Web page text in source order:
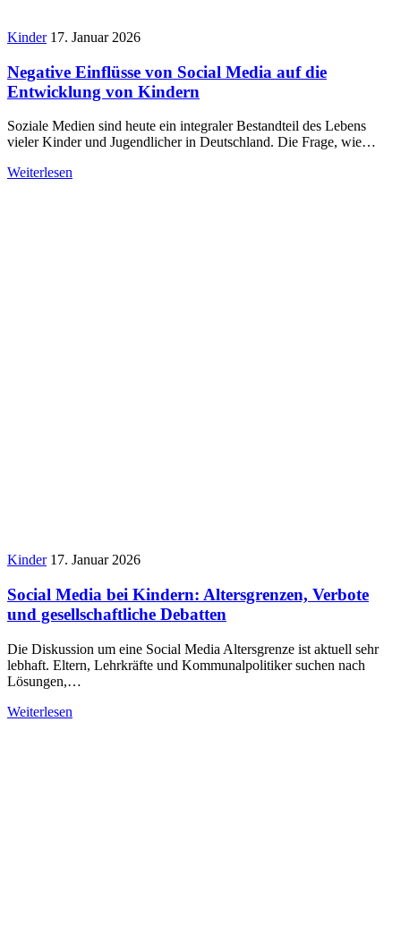
Kinder 17. Januar 2026
Negative Einflüsse von Social Media auf die
Entwicklung von Kindern
Soziale Medien sind heute ein integraler Bestandteil des Lebens
vieler Kinder und Jugendlicher in Deutschland. Die Frage, wie…
Weiterlesen
Kinder 17. Januar 2026
Social Media bei Kindern: Altersgrenzen, Verbote
und gesellschaftliche Debatten
Die Diskussion um eine Social Media Altersgrenze ist aktuell sehr
lebhaft. Eltern, Lehrkräfte und Kommunalpolitiker suchen nach
Lösungen,…
Weiterlesen